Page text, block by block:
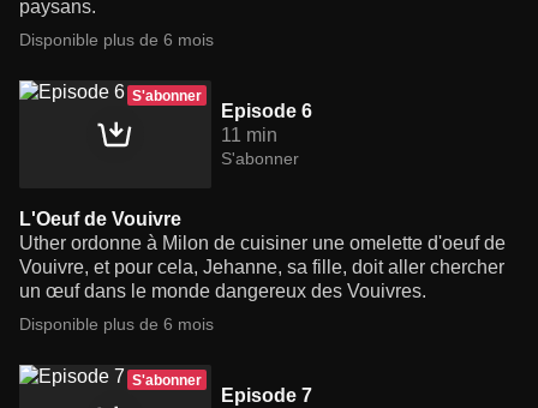
paysans.
Disponible plus de 6 mois
S'abonner
Episode 6
11 min
S'abonner
L'Oeuf de Vouivre
Uther ordonne à Milon de cuisiner une omelette d'oeuf de
Vouivre, et pour cela, Jehanne, sa fille, doit aller chercher
un œuf dans le monde dangereux des Vouivres.
Disponible plus de 6 mois
S'abonner
Episode 7